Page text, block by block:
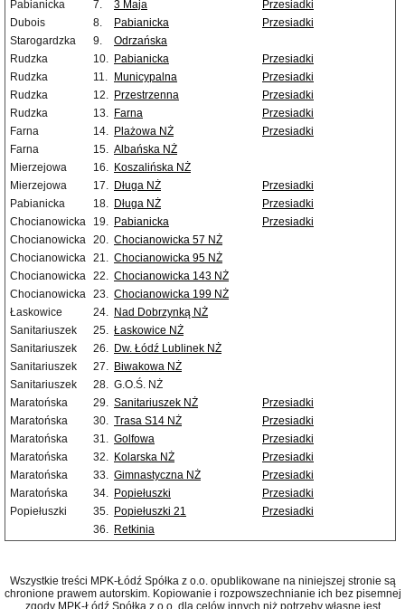
Pabianicka
7. 3 Maja
Przesiadki
Dubois
8. Pabianicka
Przesiadki
Starogardzka
9.
Odrzańska
Rudzka
10. Pabianicka
Przesiadki
Rudzka
11. Municypalna
Przesiadki
Rudzka
12. Przestrzenna
Przesiadki
Rudzka
13. Farna
Przesiadki
Farna
14. Plażowa NŻ
Przesiadki
Farna
15. Albańska NŻ
Mierzejowa
16. Koszalińska NŻ
Mierzejowa
17. Długa NŻ
Przesiadki
Pabianicka
18. Długa NŻ
Przesiadki
Chocianowicka
19. Pabianicka
Przesiadki
Chocianowicka 20. Chocianowicka 57 NŻ
Chocianowicka 21. Chocianowicka 95 NŻ
Chocianowicka 22. Chocianowicka 143 NŻ
Chocianowicka 23. Chocianowicka 199 NŻ
Łaskowice
24. Nad Dobrzynką NŻ
Sanitariuszek
25. Łaskowice NŻ
Sanitariuszek
26. Dw. Łódź Lublinek NŻ
Sanitariuszek
27. Biwakowa NŻ
Sanitariuszek
28. G.O.Ś. NŻ
Maratońska
29. Sanitariuszek NŻ
Przesiadki
Maratońska
30. Trasa S14 NŻ
Przesiadki
Maratońska
31. Golfowa
Przesiadki
Maratońska
32. Kolarska NŻ
Przesiadki
Maratońska
33. Gimnastyczna NŻ
Przesiadki
Maratońska
34. Popiełuszki
Przesiadki
Popiełuszki
35. Popiełuszki 21
Przesiadki
36. Retkinia
Wszystkie treści MPK-Łódź Spółka z o.o. opublikowane na niniejszej stronie są
chronione prawem autorskim. Kopiowanie i rozpowszechnianie ich bez pisemnej
zgody MPK-Łódź Spółka z o.o. dla celów innych niż potrzeby własne jest